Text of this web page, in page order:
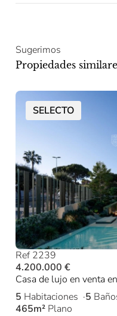
Sugerimos
Propiedades
SELECTO
Ref 2239
4.200.000 €
Casa de lujo en venta
5 Habitaciones 5
465m² Plano